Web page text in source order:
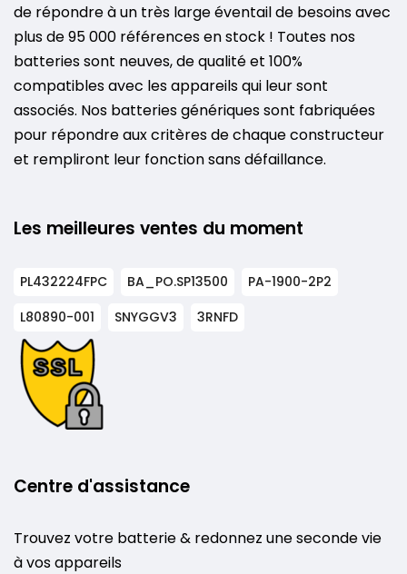
de répondre à un très large éventail de besoins avec
plus de 95 000 références en stock ! Toutes nos
batteries sont neuves, de qualité et 100%
compatibles avec les appareils qui leur sont
associés. Nos batteries génériques sont fabriquées
pour répondre aux critères de chaque constructeur
et rempliront leur fonction sans défaillance.
Les meilleures ventes du moment
PL432224FPC BA_PO.SP13500
PA-1900-2P2
L80890-001
SNYGGV3 3RNFD
Centre d'assistance
Trouvez votre batterie & redonnez une seconde vie
à vos appareils